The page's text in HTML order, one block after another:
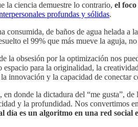
la ciencia demuestre lo contrario, el
profundas y sólidas.
consumida, de baños de agua helada a
el 99% que más mueve la aguja,
la obsesión por la optimización nos
espacio para la originalidad, la
innovación y la capacidad de conectar
en donde la dictadura del “me gusta”,
y la profundidad. Nos convertimos
día es un algoritmo en una red social